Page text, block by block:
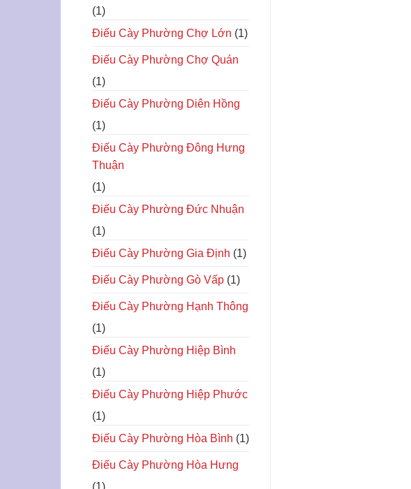
(1)
Điếu Cày Phường Chợ Lớn (1)
Điếu Cày Phường Chợ Quán
(1)
Điếu Cày Phường Diên Hồng
(1)
Điếu Cày Phường Đông Hưng
Thuận
(1)
Điếu Cày Phường Đức Nhuận
(1)
Điếu Cày Phường Gia Định (1)
Điếu Cày Phường Gò Vấp (1)
Điếu Cày Phường Hạnh Thông
(1)
Điếu Cày Phường Hiệp Bình
(1)
Điếu Cày Phường Hiệp Phước
(1)
Điếu Cày Phường Hòa Bình (1)
Điếu Cày Phường Hòa Hưng
(1)